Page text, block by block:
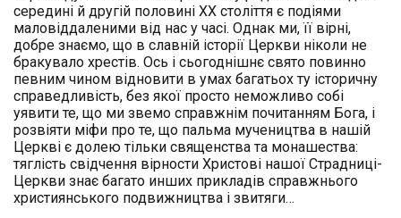
середині й другій половині XX століття є подіями
маловіддаленими від нас у часі. Однак ми, її вірні,
добре знаємо, що в славній історії Церкви ніколи не
бракувало хрестів. Ось і сьогоднішнє свято повинно
певним чином відновити в умах багатьох ту історичну
справедливість, без якої просто неможливо собі
уявити те, що ми звемо справжнім почитанням Бога, і
розвіяти міфи про те, що пальма мучеництва в нашій
Церкві є долею тільки священства та монашества:
тяглість свідчення вірности Христові нашої Страдниці-
Церкви знає багато инших прикладів справжнього
християнського подвижництва і звитяги…